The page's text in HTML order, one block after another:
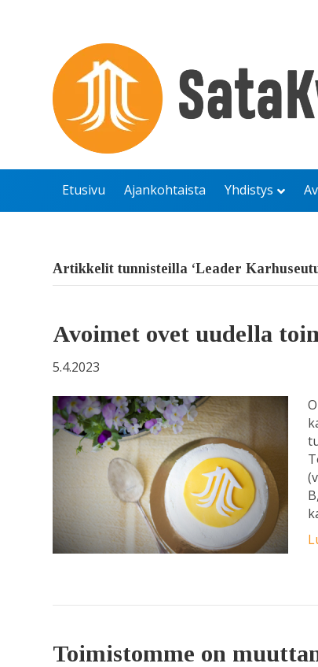
Etusivu Ajankohtaista Yhdistys
Artikkelit tunnisteilla ‘Leader
Avoimet ovet uudella
5.4.2023
Toimistomme on